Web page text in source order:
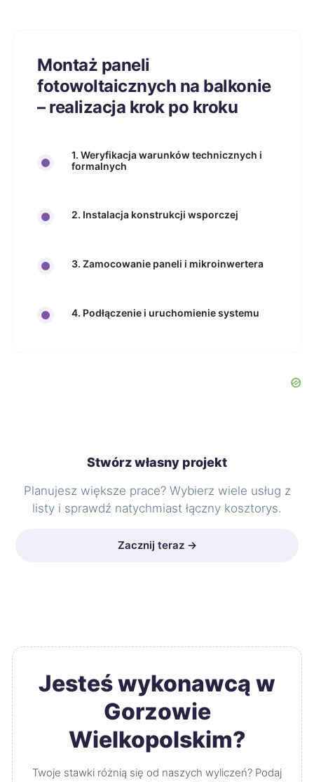
Montaż paneli
fotowoltaicznych na balkonie
– realizacja krok po kroku
1. Weryfikacja warunków technicznych i
formalnych
2. Instalacja konstrukcji wsporczej
3. Zamocowanie paneli i mikroinwertera
4. Podłączenie i uruchomienie systemu
Stwórz własny projekt
Planujesz większe prace? Wybierz wiele usług z
listy i sprawdź natychmiast łączny kosztorys.
Zacznij teraz →
Jesteś wykonawcą w
Gorzowie
Wielkopolskim?
Twoje stawki różnią się od naszych wyliczeń? Podaj